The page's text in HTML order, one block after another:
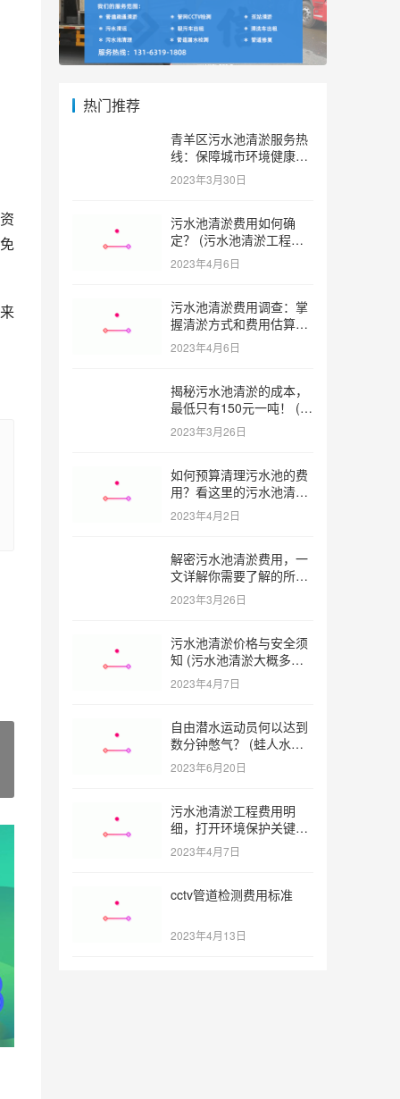
热门推荐
青羊区污水池清淤服务热
线：保障城市环境健康和
可持续发展。 (青羊区污
水池清淤服务热线)
2023年3月30日
污水池清淤费用如何确
定？ (污水池清淤工程价
格多少)
2023年4月6日
污水池清淤费用调查：掌
握清淤方式和费用估算技
巧 (污水池清淤多少钱一
方米)
2023年4月6日
揭秘污水池清淤的成本，
最低只有150元一吨！ (污
水池清淤一米多少钱一吨)
2023年3月26日
如何预算清理污水池的费
用？看这里的污水池清淤
工程报价表范本！ (污水
池清淤工程报价表范本)
2023年4月2日
解密污水池清淤费用，一
文详解你需要了解的所有
因素 (污水池清淤一米多
少钱)
2023年3月26日
污水池清淤价格与安全须
知 (污水池清淤大概多少
一方)
2023年4月7日
自由潜水运动员何以达到
数分钟憋气？ (蛙人水下
憋气最长多久)
2023年6月20日
污水池清淤工程费用明
细，打开环境保护关键之
门 (污水池清淤工程报价
明细)
2023年4月7日
cctv管道检测费用标准
2023年4月13日